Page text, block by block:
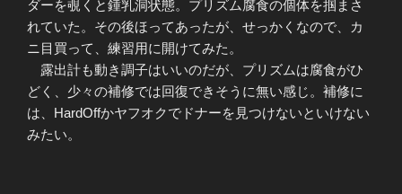
ダーを覗くと鍾乳洞状態。プリズム腐食の個体を掴まさ
れていた。その後ほってあったが、せっかくなので、カ
ニ目買って、練習用に開けてみた。
露出計も動き調子はいいのだが、プリズムは腐食がひ
どく、少々の補修では回復できそうに無い感じ。補修に
は、HardOffかヤフオクでドナーを見つけないといけない
みたい。